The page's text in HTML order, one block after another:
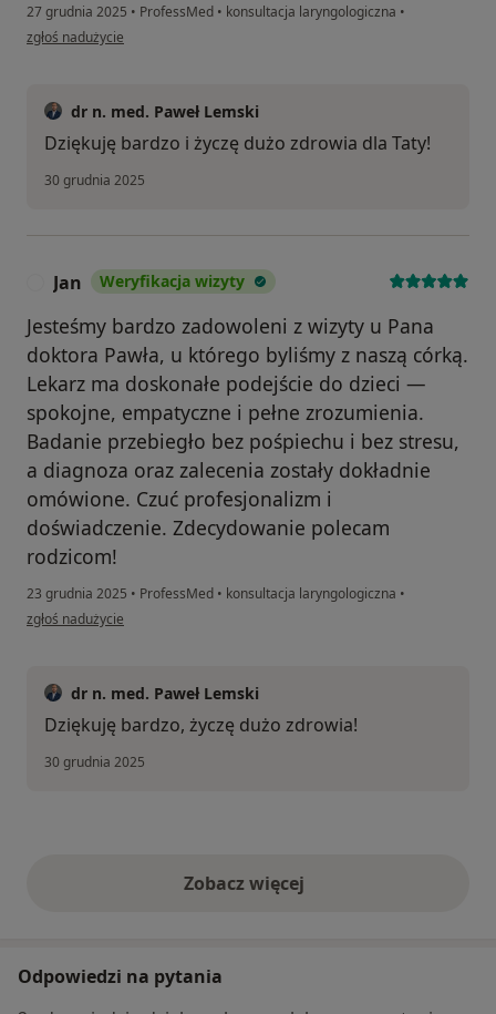
27 grudnia 2025 • ProfessMed • konsultacja laryngologiczna •
w opinii użytkownika AJ
zgłoś nadużycie
dr n. med. Paweł Lemski
Dziękuję bardzo i życzę dużo zdrowia dla Taty!
30 grudnia 2025
Jan Weryfikacja wizyty
Jesteśmy bardzo zadowoleni z wizyty u Pana
doktora Pawła, u którego byliśmy z naszą córką.
Lekarz ma doskonałe podejście do dzieci —
spokojne, empatyczne i pełne zrozumienia.
Badanie przebiegło bez pośpiechu i bez stresu,
a diagnoza oraz zalecenia zostały dokładnie
omówione. Czuć profesjonalizm i
doświadczenie. Zdecydowanie polecam
rodzicom!
23 grudnia 2025 • ProfessMed • konsultacja laryngologiczna •
w opinii użytkownika Jan
zgłoś nadużycie
dr n. med. Paweł Lemski
Dziękuję bardzo, życzę dużo zdrowia!
30 grudnia 2025
Zobacz więcejopinie powyżej
Odpowiedzi na pytania